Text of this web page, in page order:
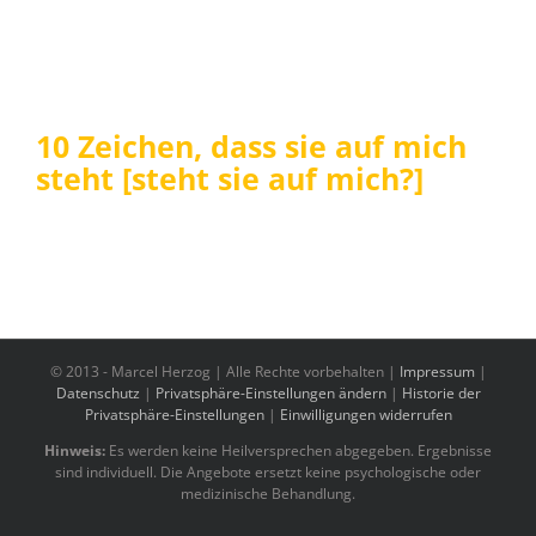
10 Zeichen, dass sie auf mich
steht [steht sie auf mich?]
© 2013 - Marcel Herzog | Alle Rechte vorbehalten | Impressum |
Datenschutz | Privatsphäre-Einstellungen ändern| Historie der
Privatsphäre-Einstellungen| Einwilligungen widerrufen
Hinweis: Es werden keine Heilversprechen abgegeben. Ergebnisse
sind individuell. Die Angebote ersetzt keine psychologische oder
medizinische Behandlung.